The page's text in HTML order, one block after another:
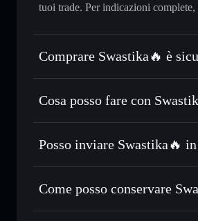
tuoi trade. Per indicazioni complete,
Comprare Swastika🔥 è
Swastika🔥 non è verificato
Cosa posso fare con
Swastika🔥
wallet Solflare
Scambiare istantaneamente—
Usare il DCA— applica la
Inviare in modo riservato—
Posso inviare Swastika🔥
Come posso conservare